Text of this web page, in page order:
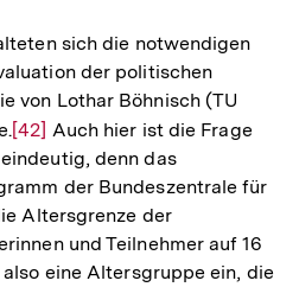
sich die notwendigen
der politischen
von Lothar Böhnisch (TU
Zur
Auflösung
der
Fußnote
[42] Auch hier ist die Frage
denn das
der Bundeszentrale für
Altersgrenze der
und Teilnehmer auf 16
eine Altersgruppe ein, die